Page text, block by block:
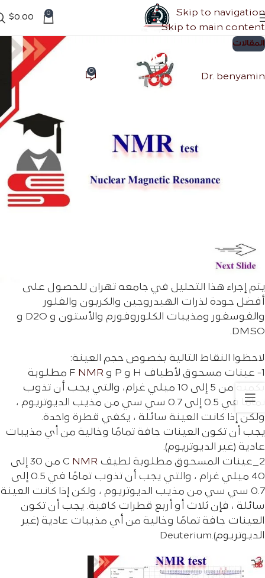
Skip to navigation
Skip to main content
0
$0.00
المقالات
Dr. benyamin تشغيل يونيو 23, 2022
0
Nuclear Magnetic Resonance
أو تحليل المقیاس الطيفي بالرزوننس
المغناطيسي طريقة مهمة لدراسة الخصائص الكيميائية
والفيزيائية للذرات والجزيئات التي توفر معلومات قيمة
حول بنية وحالة ونوع التفاعل والبيئة الكيميائية
ودراسة التراكيب العضوية ، فقد حظي هذا التحليل اليوم
باهتمام كبير في تحديد الأدوية والبوليمرات والمواد
يتم إجراء هذا التحليل في جامعه تهران للحصول على
أفضل جودة لذرات الهيدروجين والكربون والفلور
والفوسفور ومذيبات الكلوروفورم والأستون و D2O و
DMSO.
لاحظوا النقاط التالية بخصوص حجم العينة:
1- عينات مسحوق لأطياف H و P و F
NMR
مطلوبة
بكمية من 5 إلى 10 ميلي غرام، والتي يجب أن تذوب
تمامًا في 0.5 إلى 0.7 سي سي من مذيب الدیوتریوم ،
ولكن إذا كانت العينة سائلة ، يكفي قطرة واحدة.
يجب أن تكون العينات جافة تمامًا وخالية من أي مذيبات
عادية (غير الدیوتریوم).
2_عينات المسحوق مطلوبة لطيف C
NMR
من 30 إلى
40 ميلي غرام ، والتي يجب أن تذوب تمامًا في 0.5 إلى
0.7 سي سي من مذيب الدیوتریوم ، ولكن إذا كانت العينة
سائلة ، فإن ثلاث أو أربع قطرات كافية. يجب أن تكون
العينات جافة تمامًا وخالية من أي مذيبات عادية (غير
الديوتريوم).Deuterium